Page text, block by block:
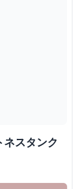
スタンク